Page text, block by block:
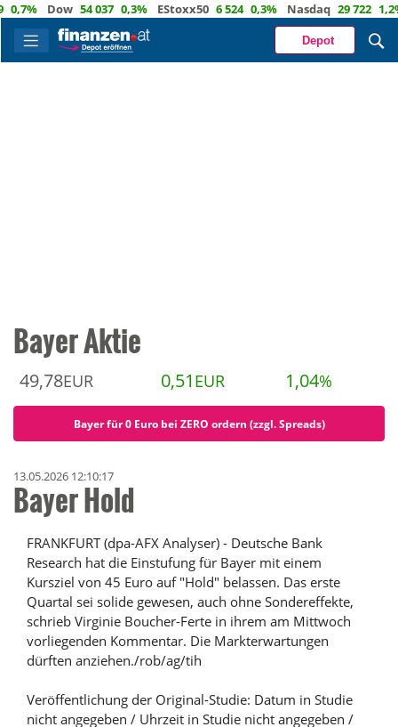
Dow 54 037 0,3% EStoxx50 6 524 0,3% Nasdaq 29 722 1,2%
Depot
Bayer Aktie
49,78EUR 0,51 EUR 1,04%
Bayer für 0 Euro bei ZERO ordern (zzgl. Spreads)
13.05.2026 12:10:17
Bayer Hold
FRANKFURT (dpa-AFX Analyser) - Deutsche Bank
Research hat die Einstufung für Bayer mit einem
Kursziel von 45 Euro auf "Hold" belassen. Das erste
Quartal sei solide gewesen, auch ohne Sondereffekte,
schrieb Virginie Boucher-Ferte in ihrem am Mittwoch
vorliegenden Kommentar. Die Markterwartungen
dürften anziehen./rob/ag/tih
Veröffentlichung der Original-Studie: Datum in Studie
nicht angegeben / Uhrzeit in Studie nicht angegeben /